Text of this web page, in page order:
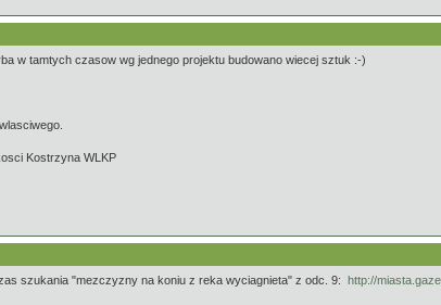
w tamtych czasow wg jednego projektu budowano wiecej sztuk :-)
Kostrzyna WLKP
szukania "mezczyzny na koniu z reka wyciagnieta" z odc. 9: http://